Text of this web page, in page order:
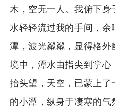
木，空无一人。我俯下
水轻轻流过我的手间，
潭，波光粼粼，显得格
境中，潭水由指尖到掌心
抬头望，天空，已蒙上
的小潭，纵身于凄寒的